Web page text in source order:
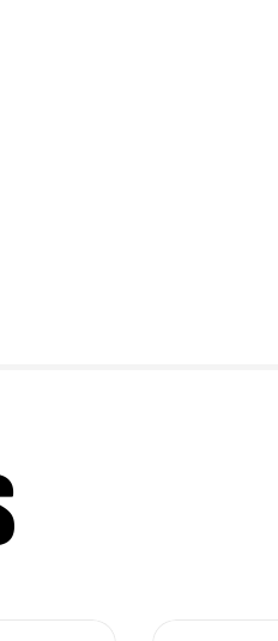
3 + ADEK 90 Cápsulas